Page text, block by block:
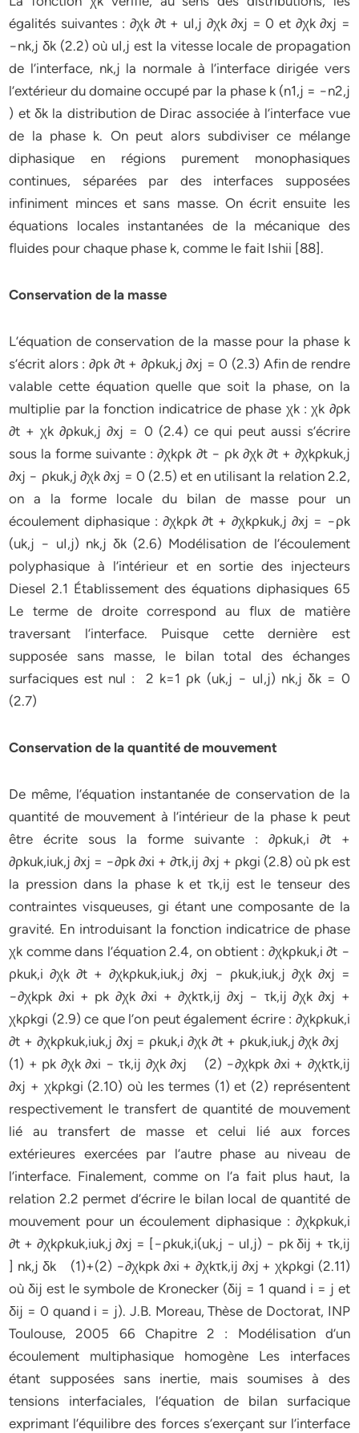
égalités suivantes : ∂χk ∂t + uI,j ∂χk ∂xj = 0 et ∂χk ∂xj =
−nk,j δk (2.2) où uI,j est la vitesse locale de propagation
de l’interface, nk,j la normale à l’interface dirigée vers
l’extérieur du domaine occupé par la phase k (n1,j = −n2,j
) et δk la distribution de Dirac associée à l’interface vue
de la phase k. On peut alors subdiviser ce mélange
diphasique en régions purement monophasiques
continues, séparées par des interfaces supposées
infiniment minces et sans masse. On écrit ensuite les
équations locales instantanées de la mécanique des
fluides pour chaque phase k, comme le fait Ishii [88].
Conservation de la masse
L’équation de conservation de la masse pour la phase k
s’écrit alors : ∂ρk ∂t + ∂ρkuk,j ∂xj = 0 (2.3) Afin de rendre
valable cette équation quelle que soit la phase, on la
multiplie par la fonction indicatrice de phase χk : χk ∂ρk
∂t + χk ∂ρkuk,j ∂xj = 0 (2.4) ce qui peut aussi s’écrire
sous la forme suivante : ∂χkρk ∂t − ρk ∂χk ∂t + ∂χkρkuk,j
∂xj − ρkuk,j ∂χk ∂xj = 0 (2.5) et en utilisant la relation 2.2,
on a la forme locale du bilan de masse pour un
écoulement diphasique : ∂χkρk ∂t + ∂χkρkuk,j ∂xj = −ρk
(uk,j − uI,j) nk,j δk (2.6) Modélisation de l’écoulement
polyphasique à l’intérieur et en sortie des injecteurs
Diesel 2.1 Établissement des équations diphasiques 65
Le terme de droite correspond au flux de matière
traversant l’interface. Puisque cette dernière est
supposée sans masse, le bilan total des échanges
surfaciques est nul : 2 k=1 ρk (uk,j − uI,j) nk,j δk = 0
(2.7)
Conservation de la quantité de mouvement
De même, l’équation instantanée de conservation de la
quantité de mouvement à l’intérieur de la phase k peut
être écrite sous la forme suivante : ∂ρkuk,i ∂t +
∂ρkuk,iuk,j ∂xj = −∂pk ∂xi + ∂τk,ij ∂xj + ρkgi (2.8) où pk est
la pression dans la phase k et τk,ij est le tenseur des
contraintes visqueuses, gi étant une composante de la
gravité. En introduisant la fonction indicatrice de phase
χk comme dans l’équation 2.4, on obtient : ∂χkρkuk,i ∂t −
ρkuk,i ∂χk ∂t + ∂χkρkuk,iuk,j ∂xj − ρkuk,iuk,j ∂χk ∂xj =
−∂χkpk ∂xi + pk ∂χk ∂xi + ∂χkτk,ij ∂xj − τk,ij ∂χk ∂xj +
χkρkgi (2.9) ce que l’on peut également écrire : ∂χkρkuk,i
∂t + ∂χkρkuk,iuk,j ∂xj = ρkuk,i ∂χk ∂t + ρkuk,iuk,j ∂χk ∂xj
(1) + pk ∂χk ∂xi − τk,ij ∂χk ∂xj (2) −∂χkpk ∂xi + ∂χkτk,ij
∂xj + χkρkgi (2.10) où les termes (1) et (2) représentent
respectivement le transfert de quantité de mouvement
lié au transfert de masse et celui lié aux forces
extérieures exercées par l’autre phase au niveau de
l’interface. Finalement, comme on l’a fait plus haut, la
relation 2.2 permet d’écrire le bilan local de quantité de
mouvement pour un écoulement diphasique : ∂χkρkuk,i
∂t + ∂χkρkuk,iuk,j ∂xj = [−ρkuk,i(uk,j − uI,j) − pk δij + τk,ij
] nk,j δk (1)+(2) −∂χkpk ∂xi + ∂χkτk,ij ∂xj + χkρkgi (2.11)
où δij est le symbole de Kronecker (δij = 1 quand i = j et
δij = 0 quand i = j). J.B. Moreau, Thèse de Doctorat, INP
Toulouse, 2005 66 Chapitre 2 : Modélisation d’un
écoulement multiphasique homogène Les interfaces
étant supposées sans inertie, mais soumises à des
tensions interfaciales, l’équation de bilan surfacique
exprimant l’équilibre des forces s’exerçant sur l’interface